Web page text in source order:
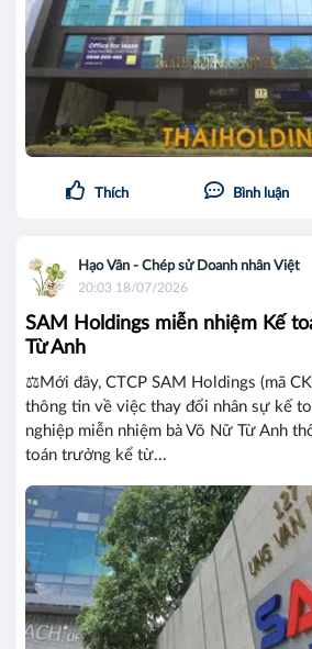
Thích Bình luận
Hạo Vân - Chép sử Doanh nhân Việt
20:03 18/07/2026
SAM Holdings miễn nhiệm Kế
Từ Anh
⚖️Mới đây, CTCP SAM Holdings (mã
thông tin về việc thay đổi nhân sự kế
nghiệp miễn nhiệm bà Võ Nữ Từ Anh
toán trưởng kể từ...